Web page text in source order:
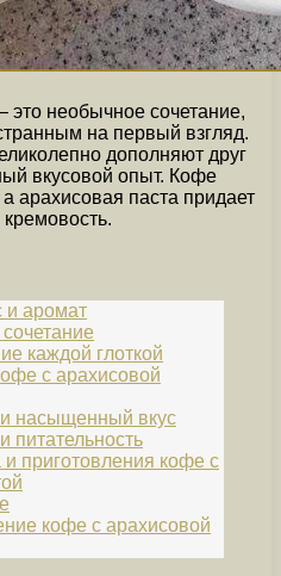
необычное сочетание,
на первый взгляд.
дополняют друг
вкусовой опыт. Кофе
арахисовая паста придает
и аромат
каждой глоткой
с арахисовой
насыщенный вкус
питательность
приготовления кофе с
кофе с арахисовой